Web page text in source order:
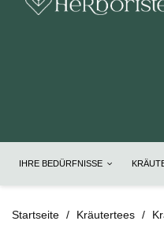
IHRE BEDÜRFNISSE
Startseite Kräutertees